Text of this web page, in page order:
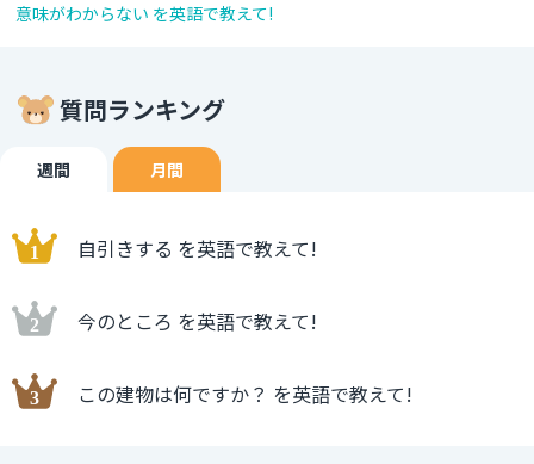
意味がわからない を英語で教えて!
質問ランキング
週間 月間
自引きする を英語で教えて!
今のところ を英語で教えて!
この建物は何ですか？ を英語で教えて!